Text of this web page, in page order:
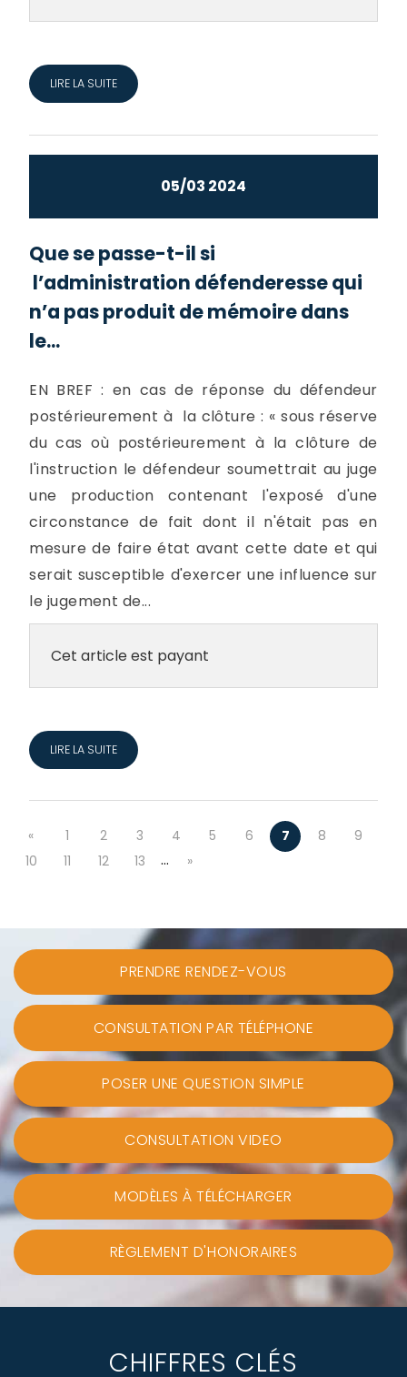
LIRE LA SUITE
05/03 2024
Que se passe-t-il si
l’administration défenderesse qui
n’a pas produit de mémoire dans
le...
EN BREF : en cas de réponse du défendeur
postérieurement à la clôture : « sous réserve
du cas où postérieurement à la clôture de
l'instruction le défendeur soumettrait au juge
une production contenant l'exposé d'une
circonstance de fait dont il n'était pas en
mesure de faire état avant cette date et qui
serait susceptible d'exercer une influence sur
le jugement de...
Cet article est payant
LIRE LA SUITE
« 1 2 3 4 5 6 7 8
9
10
11 12 13 … »
PRENDRE RENDEZ-VOUS
CONSULTATION PAR TÉLÉPHONE
POSER UNE QUESTION SIMPLE
CONSULTATION VIDEO
MODÈLES À TÉLÉCHARGER
RÈGLEMENT D'HONORAIRES
CHIFFRES CLÉS